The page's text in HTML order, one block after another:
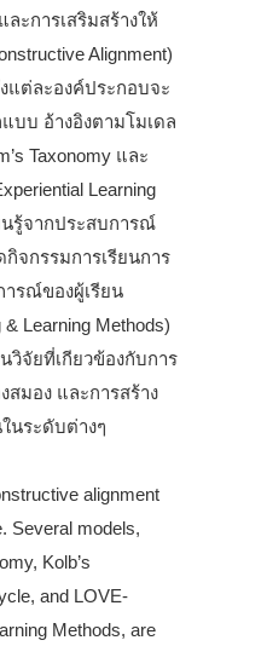
ะการเสริมสร้างให้
Alignment)
แต่ละองค์ประกอบจะ
บบ อ้างอิงตามโมเดล
Taxonomy และ
Learning
นรู้จากประสบการณ์
จกรรมการเรียนการ
รณ์ของผู้เรียน
Learning Methods)
วิจัยที่เกียวข้องกับการ
สมอง และการสร้าง
นระดับต่างๆ
alignment
Several models,
Kolb’s
and LOVE-
Methods, are